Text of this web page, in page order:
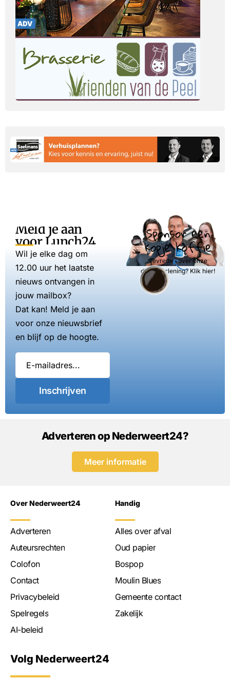
Meld je aan
voor Lunch24
Wil je elke dag om
12.00 uur het laatste
nieuws ontvangen in
jouw mailbox?
Dat kan! Meld je aan
voor onze nieuwsbrief
en blijf op de hoogte.
Inschrijven
Sponsor een
kopje koffie
Tevreden over onze
dienstverlening? Klik hier!
Adverteren op Nederweert24?
Meer informatie
Over Nederweert24
Adverteren
Auteursrechten
Colofon
Contact
Privacybeleid
Spelregels
AI-beleid
Handig
Alles over afval
Oud papier
Bospop
Moulin Blues
Gemeente contact
Zakelijk
Volg Nederweert24